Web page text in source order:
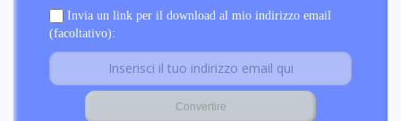
Invia un link per il download al mio indirizzo email
(facoltativo):